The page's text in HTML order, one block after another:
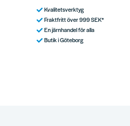
Kvalitetsverktyg
Fraktfritt över 999 SEK*
En järnhandel för alla
Butik i Göteborg